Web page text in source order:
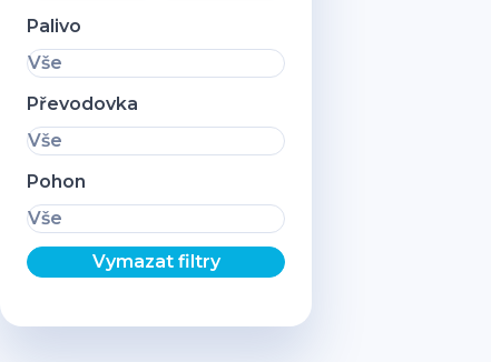
Palivo
Vše
Převodovka
Vše
Pohon
Vše
Vymazat filtry